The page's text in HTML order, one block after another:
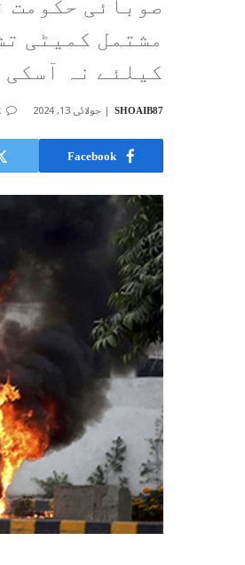
صوبائی حکومت
مشتمل کمیٹی
کیلئے نہ آسکی
SHOAIB87 جولائی 13, 2024
Facebook